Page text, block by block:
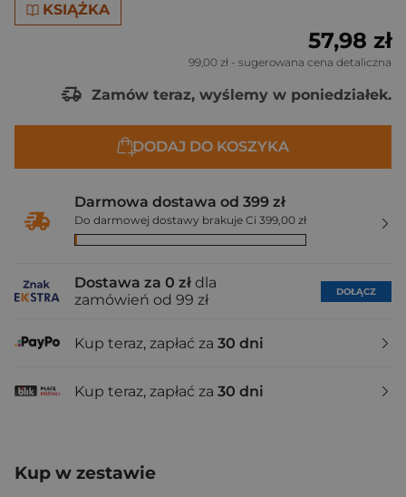
KSIĄŻKA
57,98 zł
99,00 zł - sugerowana cena detaliczna
Zamów teraz, wyślemy w poniedziałek.
DODAJ DO KOSZYKA
Darmowa dostawa od 399 zł
Do darmowej dostawy brakuje Ci 399,00 zł
Dostawa za 0 zł dla
zamówień od 99 zł
DOŁĄCZ
Kup teraz, zapłać za 30 dni
Kup teraz, zapłać za 30 dni
Kup w zestawie